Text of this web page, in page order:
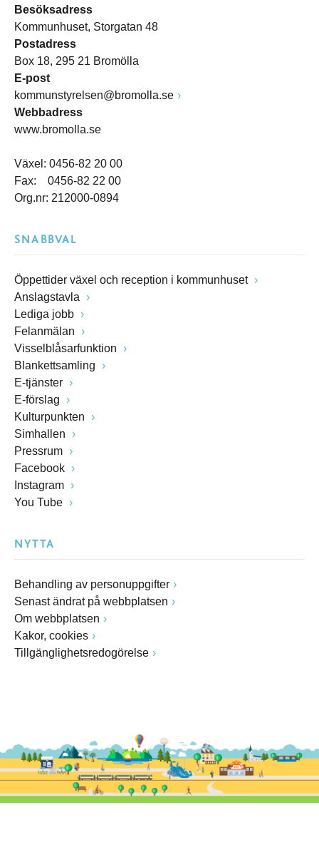
Besöksadress
Kommunhuset, Storgatan 48
Postadress
Box 18, 295 21 Bromölla
E-post
kommunstyrelsen@bromolla.se
Webbadress
www.bromolla.se
Växel: 0456-82 20 00
Fax: 0456-82 22 00
Org.nr: 212000-0894
SNABBVAL
Öppettider växel och reception i kommunhuset
Anslagstavla
Lediga jobb
Felanmälan
Visselblåsarfunktion
Blankettsamling
E-tjänster
E-förslag
Kulturpunkten
Simhallen
Pressrum
Facebook
Instagram
You Tube
NYTTA
Behandling av personuppgifter
Senast ändrat på webbplatsen
Om webbplatsen
Kakor, cookies
Tillgänglighetsredogörelse